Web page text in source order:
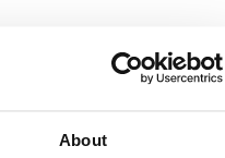
About